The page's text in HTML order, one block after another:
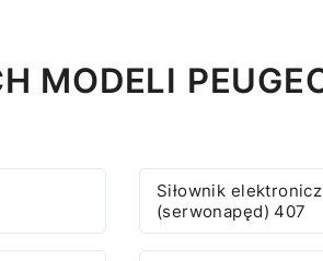
MODELI
Siłownik
(serwonapęd) 407